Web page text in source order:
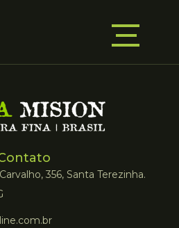
356, Santa Terezinha.